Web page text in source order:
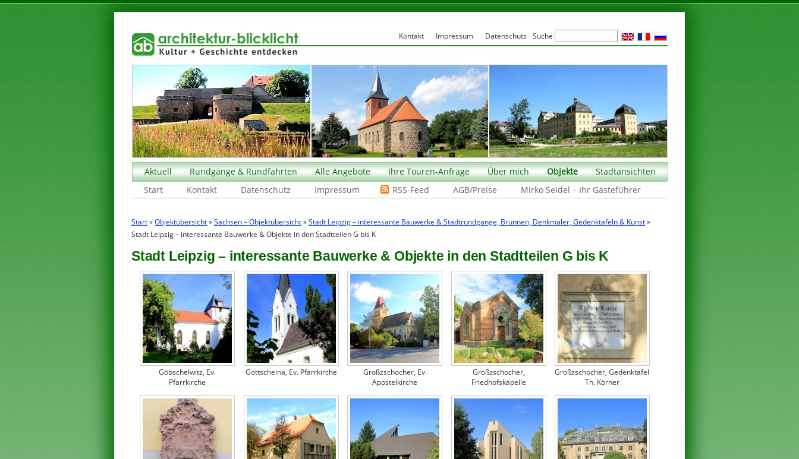
Aktuell Rundgänge & Rundfahrten Alle Angebote Ihre Touren-Anfrage Über mich Objekte
Stadtansichten
Start
Kontakt Datenschutz Impressum RSS-Feed AGB/Preise Mirko Seidel – Ihr Gästeführer
Start»Objektübersicht»Sachsen – Objektübersicht»Stadt Leipzig – interessante Bauwerke & Stadtrundgänge, Brunnen, Denkmäler, Gedenktafeln & Kunst»
Stadt Leipzig – interessante Bauwerke & Objekte in den Stadtteilen G bis K
Stadt Leipzig – interessante Bauwerke & Objekte in den Stadtteilen G bis K
Göbschelwitz, Ev.
Pfarrkirche
Gottscheina, Ev. Pfarrkirche
Großzschocher, Ev.
Apostelkirche
Großzschocher,
Friedhofskapelle
Großzschocher, Gedenktafel
Th. Körner
Kontakt Impressum Datenschutz Suche